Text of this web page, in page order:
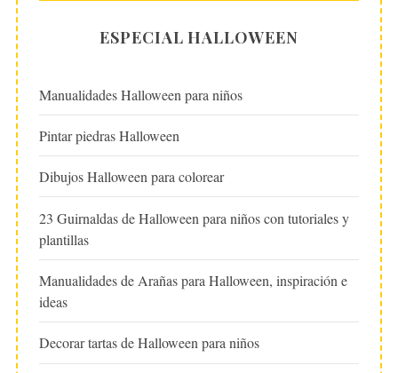
ESPECIAL HALLOWEEN
Manualidades Halloween para niños
Pintar piedras Halloween
Dibujos Halloween para colorear
23 Guirnaldas de Halloween para niños con tutoriales y
plantillas
Manualidades de Arañas para Halloween, inspiración e
ideas
Decorar tartas de Halloween para niños